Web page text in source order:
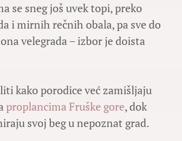
se sneg još uvek topi, preko
i mirnih rečnih obala, pa sve do
velegrada – izbor je doista
kako porodice već zamišljaju
proplancima Fruške gore, dok
svoj beg u nepoznat grad.